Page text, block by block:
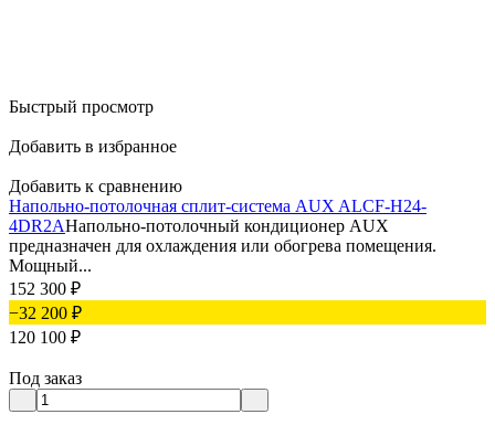
Быстрый просмотр
Добавить в избранное
Добавить к сравнению
Напольно-потолочная сплит-система AUX ALCF-H24-
4DR2AНапольно-потолочный кондиционер AUX
предназначен для охлаждения или обогрева помещения.
Мощный...
152 300 ₽
−32 200 ₽
120 100 ₽
Под заказ